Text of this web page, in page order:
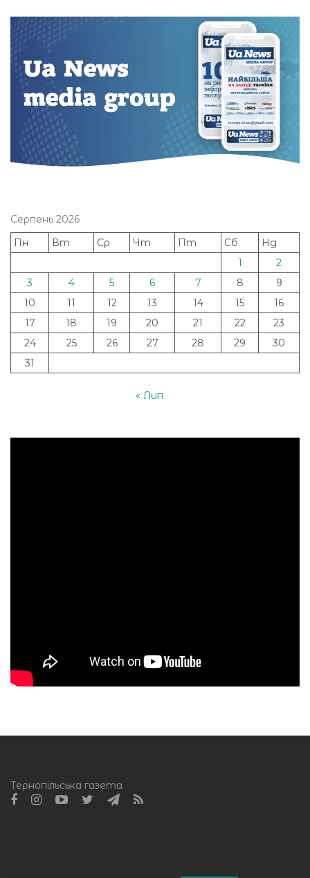
Серпень 2026
Пн
Вт Ср Чт Пт Сб
Нд
1
2
3
4 5 6 7 8
9
10
11 12 13 14 15
16
17
18 19 20 21 22
23
24
25 26 27 28 29
30
31
« Лип
Тернопільська газета